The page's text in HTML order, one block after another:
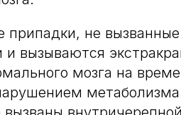
припадки, не
вызываются
мозга на